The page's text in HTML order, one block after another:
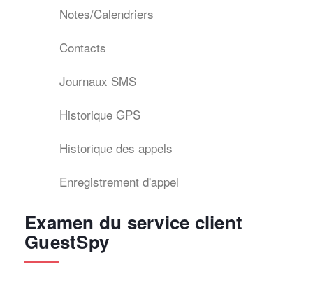
Notes/Calendriers
Contacts
Journaux SMS
Historique GPS
Historique des appels
Enregistrement d'appel
Examen du service client
GuestSpy